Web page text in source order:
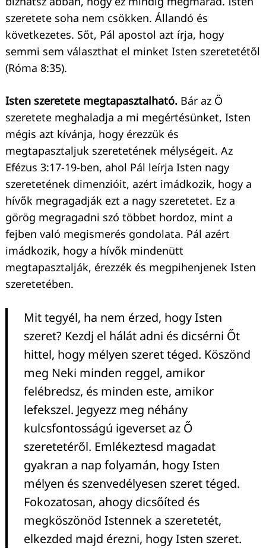
szeretete soha nem csökken. Állandó és
következetes. Sőt, Pál apostol azt írja, hogy
semmi sem választhat el minket Isten szeretetétől
(Róma 8:35).
Isten szeretete megtapasztalható. Bár az Ő
szeretete meghaladja a mi megértésünket, Isten
mégis azt kívánja, hogy érezzük és
megtapasztaljuk szeretetének mélységeit. Az
Efézus 3:17-19-ben, ahol Pál leírja Isten nagy
szeretetének dimenzióit, azért imádkozik, hogy a
hívők megragadják ezt a nagy szeretetet. Ez a
görög megragadni szó többet hordoz, mint a
fejben való megismerés gondolata. Pál azért
imádkozik, hogy a hívők mindenütt
megtapasztalják, érezzék és megpihenjenek Isten
szeretetében.
Mit tegyél, ha nem érzed, hogy Isten
szeret? Kezdj el hálát adni és dicsérni Őt
hittel, hogy mélyen szeret téged. Köszönd
meg Neki minden reggel, amikor
felébredsz, és minden este, amikor
lefekszel. Jegyezz meg néhány
kulcsfontosságú igeverset az Ő
szeretetéről. Emlékeztesd magadat
gyakran a nap folyamán, hogy Isten
mélyen és szenvedélyesen szeret téged.
Fokozatosan, ahogy dicsőíted és
megköszönöd Istennek a szeretetét,
elkezded majd érezni, hogy Isten szeret.